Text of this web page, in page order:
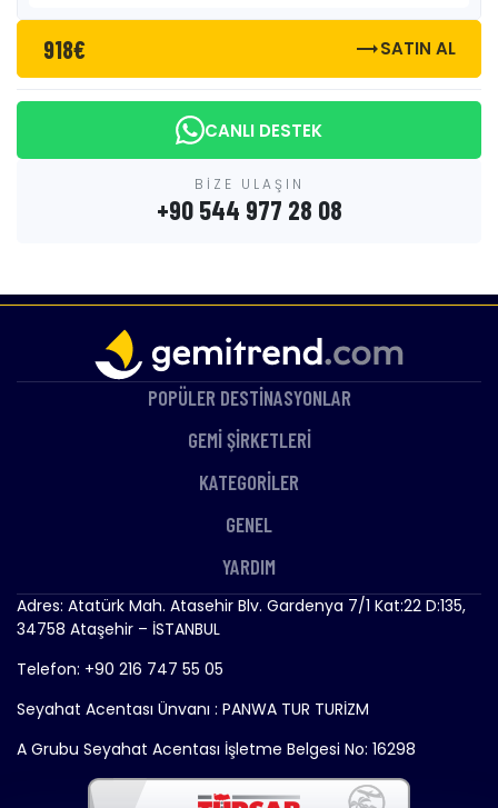
918€ trending_flatSATIN AL
CANLI DESTEK
BİZE ULAŞIN
+90 544 977 28 08
POPÜLER DESTİNASYONLAR
GEMİ ŞİRKETLERİ
KATEGORİLER
GENEL
YARDIM
Adres: Atatürk Mah. Atasehir Blv. Gardenya 7/1 Kat:22 D:135,
34758 Ataşehir – İSTANBUL
Telefon: +90 216 747 55 05
Seyahat Acentası Ünvanı : PANWA TUR TURİZM
A Grubu Seyahat Acentası İşletme Belgesi No: 16298